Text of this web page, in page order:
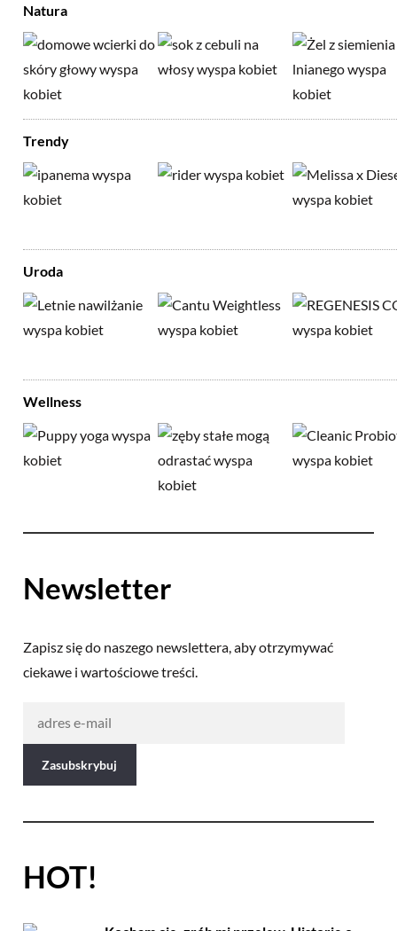
Natura
Trendy
Uroda
Wellness
Newsletter
Zapisz się do naszego newslettera, aby otrzymywać
ciekawe i wartościowe treści.
HOT!